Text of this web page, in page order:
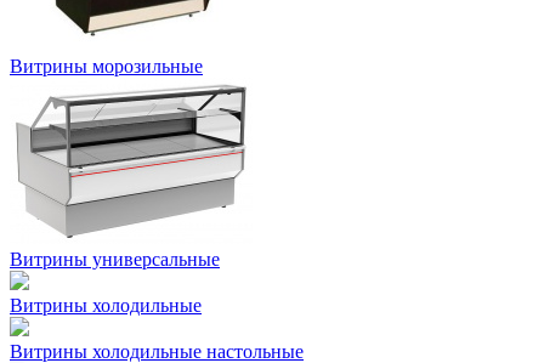
Витрины морозильные
Витрины универсальные
Витрины холодильные
Витрины холодильные настольные